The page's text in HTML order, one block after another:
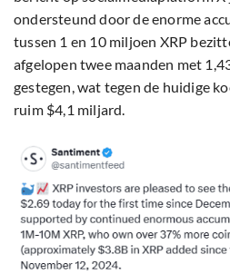
ondersteund door de enorme
tussen 1 en 10 miljoen XRP
afgelopen twee maanden met
gestegen, wat tegen de huidige
ruim $4,1 miljard.